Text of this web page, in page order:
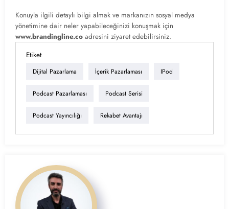
Konuyla ilgili detaylı bilgi almak ve markanızın sosyal medya
yönetimine dair neler yapabileceğinizi konuşmak için
www.brandingline.co adresini ziyaret edebilirsiniz.
Etiket
Dijital Pazarlama İçerik Pazarlaması IPod
Podcast Pazarlaması Podcast Serisi
Podcast Yayıncılığı Rekabet Avantajı